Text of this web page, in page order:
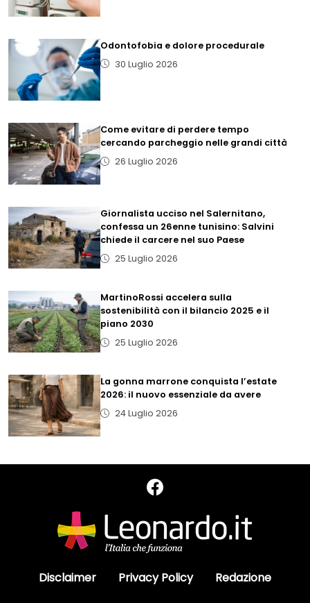
Odontofobia e dolore procedurale
30 Luglio 2026
Come evitare di perdere tempo
cercando parcheggio nelle grandi città
26 Luglio 2026
Giornalista ucciso nel Salernitano,
confessa un 26enne tunisino: Salvini
chiede il carcere nel suo Paese
25 Luglio 2026
MartinoRossi accelera sulla
sostenibilità con il bilancio 2025 e il
piano 2030
25 Luglio 2026
La gonna marrone conquista l’estate
2026: il nuovo essenziale da avere
24 Luglio 2026
Disclaimer Privacy Policy Redazione